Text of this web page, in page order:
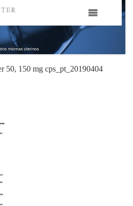
50, 150 mg cps_pt_20190404